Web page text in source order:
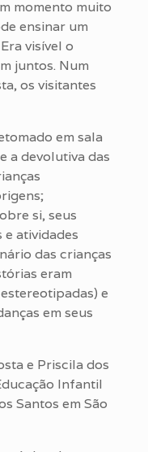
momento muito
ensinar um
visível o
juntos. Num
os visitantes
em sala
a devolutiva das
si, seus
e atividades
das crianças
eram
e
em seus
e Priscila dos
Infantil
Santos em São